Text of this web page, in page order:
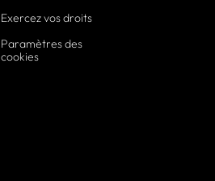
Exercez vos droits
Paramètres des
cookies